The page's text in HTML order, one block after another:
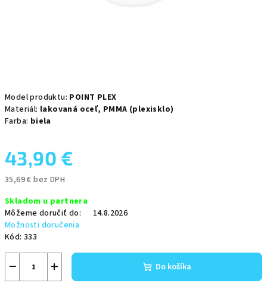
Model produktu: POINT PLEX
Materiál: lakovaná oceľ, PMMA (plexisklo)
Farba: biela
43,90 €
35,69 € bez DPH
cena:
Skladom u partnera
Môžeme doručiť do:
14.8.2026
Možnosti doručenia
Kód: 333
+
− Do košíka